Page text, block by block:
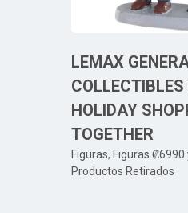
LEMAX
COLLECTIBLES
HOLIDAY
TOGETHER
Figuras, Figuras ₡6990
Productos Retirados